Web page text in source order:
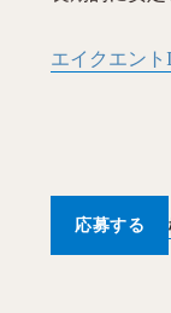
エイクエン
応募する